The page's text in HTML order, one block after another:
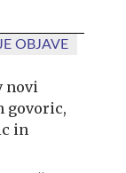
OBJAVE
novi
govoric,
in